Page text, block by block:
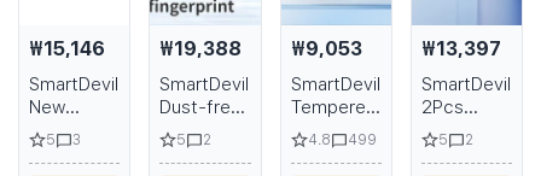
₩15,146
SmartDevil
New
tempered
glass For
5 3
₩19,388
SmartDevil
Dust-free
Tempered
Glass Film
5 2
₩9,053
SmartDevil
Tempered
Glass Film
Without
4.8 499
₩13,397
SmartDevil
2Pcs
Tempered
Glass Film
5 2